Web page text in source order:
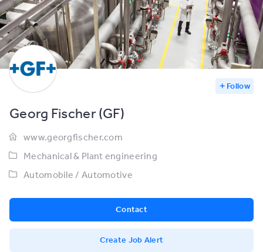
Follow
Georg Fischer (GF)
www.georgfischer.com
Mechanical & Plant engineering
Automobile / Automotive
Contact
Create Job Alert